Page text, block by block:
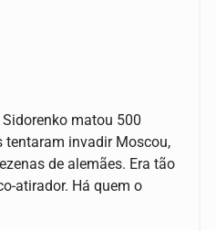
matou 500
tentaram invadir Moscou,
de alemães. Era tão
atirador. Há quem o